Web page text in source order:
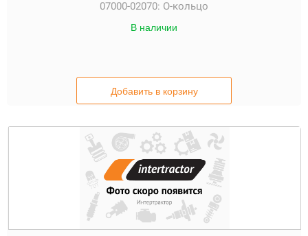
07000-02070: О-кольцо
В наличии
Добавить в корзину